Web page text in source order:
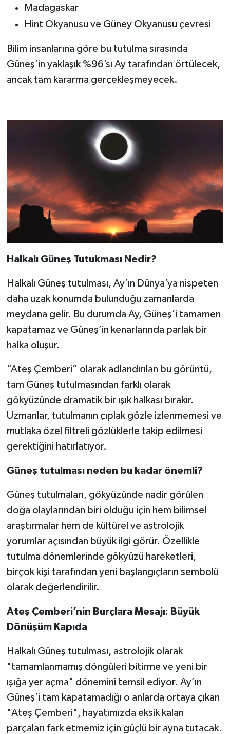
Madagaskar
Hint Okyanusu ve Güney Okyanusu çevresi
Bilim insanlarına göre bu tutulma sırasında
Güneş’in yaklaşık %96’sı Ay tarafından örtülecek,
ancak tam kararma gerçekleşmeyecek.
Halkalı Güneş Tutukması Nedir?
Halkalı Güneş tutulması, Ay’ın Dünya’ya nispeten
daha uzak konumda bulunduğu zamanlarda
meydana gelir. Bu durumda Ay, Güneş’i tamamen
kapatamaz ve Güneş’in kenarlarında parlak bir
halka oluşur.
“Ateş Çemberi” olarak adlandırılan bu görüntü,
tam Güneş tutulmasından farklı olarak
gökyüzünde dramatik bir ışık halkası bırakır.
Uzmanlar, tutulmanın çıplak gözle izlenmemesi ve
mutlaka özel filtreli gözlüklerle takip edilmesi
gerektiğini hatırlatıyor.
Güneş tutulması neden bu kadar önemli?
Güneş tutulmaları, gökyüzünde nadir görülen
doğa olaylarından biri olduğu için hem bilimsel
araştırmalar hem de kültürel ve astrolojik
yorumlar açısından büyük ilgi görür. Özellikle
tutulma dönemlerinde gökyüzü hareketleri,
birçok kişi tarafından yeni başlangıçların sembolü
olarak değerlendirilir.
Ateş Çemberi’nin Burçlara Mesajı: Büyük
Dönüşüm Kapıda
Halkalı Güneş tutulması, astrolojik olarak
"tamamlanmamış döngüleri bitirme ve yeni bir
ışığa yer açma" dönemini temsil ediyor. Ay’ın
Güneş’i tam kapatamadığı o anlarda ortaya çıkan
"Ateş Çemberi", hayatımızda eksik kalan
parçaları fark etmemiz için güçlü bir ayna tutacak.